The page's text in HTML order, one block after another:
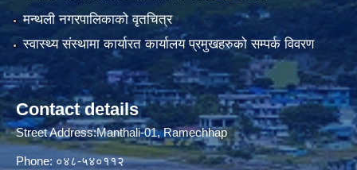
मन्थली नगरपालिकाको वृतचित्र
स्वास्थ्य संस्थामा कार्यारत कार्यालय प्रमुखहरुको सम्पर्क विवरण
Contact details
Street Address:Manthali-01, Ramechhap
Phone: ०४८-५४०११२